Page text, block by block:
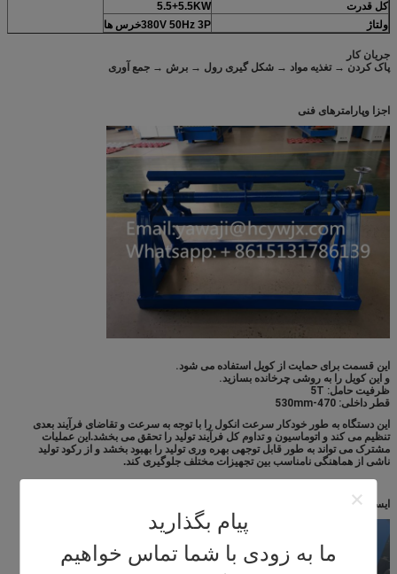
پیام بگذارید
ما به زودی با شما تماس خواهیم
کل قدرت
5.5+5.5KW
ولتاژ
380V 50Hz 3P خرس ها
جریان کار
پاک کردن → تغذیه مواد → شکل گیری رول → برش → جمع آوری
اجزا وپارامترهای فنی
این قسمت برای حمایت از کویل استفاده می شود.
و این کویل را به روشی چرخانده بسازید.
ظرفیت حامل: 5T
قطر داخلی: 470-530mm
این دستگاه به طور خودکار سرعت انکول را با توجه به سرعت و تقاضای فرآیند بعدی
تنظیم می کند و اتوماسیون و تداوم کل فرآیند تولید را تحقق می بخشد.این عملیات
مشترک می تواند به طور قابل توجهی بهره وری تولید را بهبود بخشد و از رکود تولید
ناشی از هماهنگی نامناسب بین تجهیزات مختلف جلوگیری کند.
ایستگاه پمپ هیدرولیک